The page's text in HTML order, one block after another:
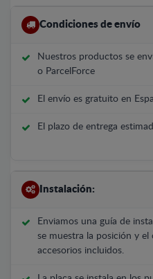
Condiciones de envío
Nuestros productos se
o ParcelForce
El envío es gratuito en
El plazo de entrega
Instalación:
Enviamos una guía de
se muestra la posición y
accesorios incluidos.